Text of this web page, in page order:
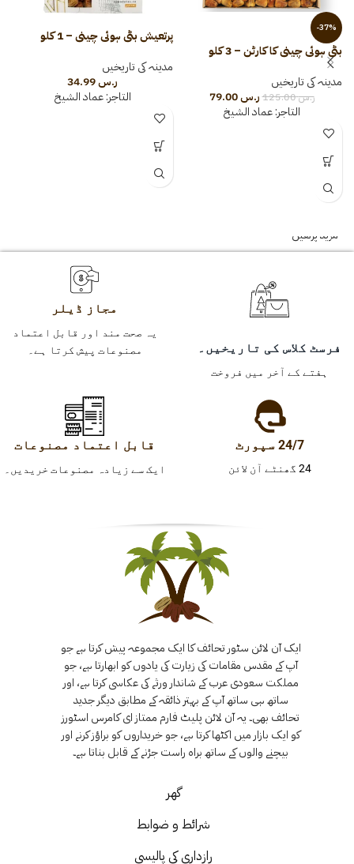
-37%
بٹی ہوئی چینی کا کارٹن – 3 کلو
مدینہ کی تاریخیں
ر.س125.00 ر.س79.00
التاجر:عماد الشيخ
پرتعیش بٹی ہوئی چینی – 1 کلو
مدینہ کی تاریخیں
ر.س
التاجر:عماد الشيخ
مزید پڑھیں
فرسٹ کلاس کی تاریخیں۔
ہفتے کے آخر میں فروخت
مجاز ڈیلر
یہ صحت مند اور قابل اعتماد
مصنوعات پیش کرتا ہے۔
24/7 سپورٹ
24 گھنٹے آن لائن
قابل اعتماد مصنوعات
ایک سے زیادہ مصنوعات خریدیں۔
ایک آن لائن سٹور تحائف کا ایک مجموعہ پیش کرتا ہے جو
آپ کے مقدس مقامات کی زیارت کی یادوں کو ابھارتا ہے، جو
مملکت سعودی عرب کے شاندار ورثے کی عکاسی کرتا ہے، اور
ساتھ ہی ساتھ آپ کے بہتر ذائقہ کے مطابق دیگر جدید
تحائف بھی۔ یہ آن لائن پلیٹ فارم ممتاز ای کامرس اسٹورز
کو ایک بازار میں اکٹھا کرتا ہے، جو خریداروں کو براؤز کرنے اور
بیچنے والوں کے ساتھ براہ راست جڑنے کے قابل بناتا ہے۔
گھر
شرائط و ضوابط
رازداری کی پالیسی